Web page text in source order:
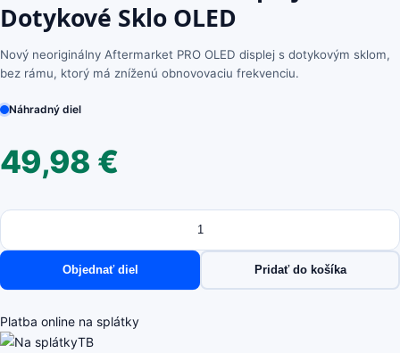
Dotykové Sklo OLED
Nový neoriginálny Aftermarket PRO OLED displej s dotykovým sklom,
bez rámu, ktorý má zníženú obnovovaciu frekvenciu.
Náhradný diel
49,98 €
Množstvo
množstvo
Xiaomi
Redmi
Note
Pro
4G
Objednať diel Pridať do košíka
Platba online na splátky